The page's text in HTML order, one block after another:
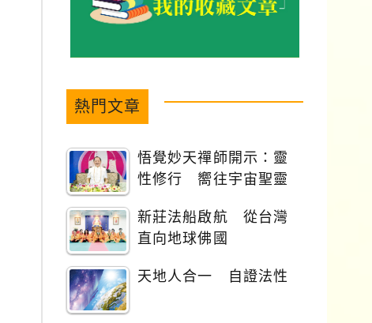
熱門文章
悟覺妙天禪師開示：靈
性修行 嚮往宇宙聖靈
新莊法船啟航 從台灣
直向地球佛國
天地人合一 自證法性